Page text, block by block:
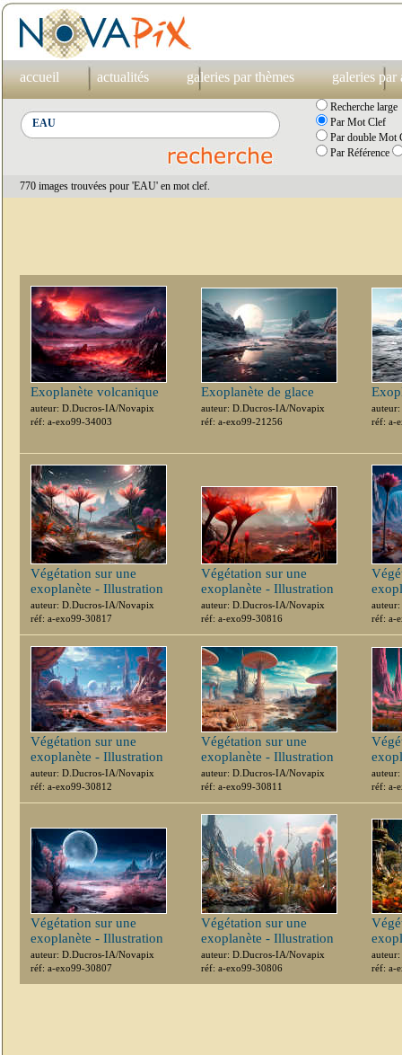
accueil actualités galeries par thèmes galeries par
Recherche large
Par Mot Clef
Par double Mot
Par Référence
770 images trouvées pour 'EAU' en mot clef.
Exoplanète volcanique
auteur: D.Ducros-IA/Novapix
réf: a-exo99-34003
Exoplanète de glace
auteur: D.Ducros-IA/Novapix
réf: a-exo99-21256
réf: a-
Végétation sur une
exoplanète - Illustration
auteur: D.Ducros-IA/Novapix
réf: a-exo99-30817
Végétation sur une
exoplanète - Illustration
auteur: D.Ducros-IA/Novapix
réf: a-exo99-30816
réf: a-
Végétation sur une
exoplanète - Illustration
auteur: D.Ducros-IA/Novapix
réf: a-exo99-30812
Végétation sur une
exoplanète - Illustration
auteur: D.Ducros-IA/Novapix
réf: a-exo99-30811
réf: a-
Végétation sur une
exoplanète - Illustration
auteur: D.Ducros-IA/Novapix
réf: a-exo99-30807
Végétation sur une
exoplanète - Illustration
auteur: D.Ducros-IA/Novapix
réf: a-exo99-30806
réf: a-